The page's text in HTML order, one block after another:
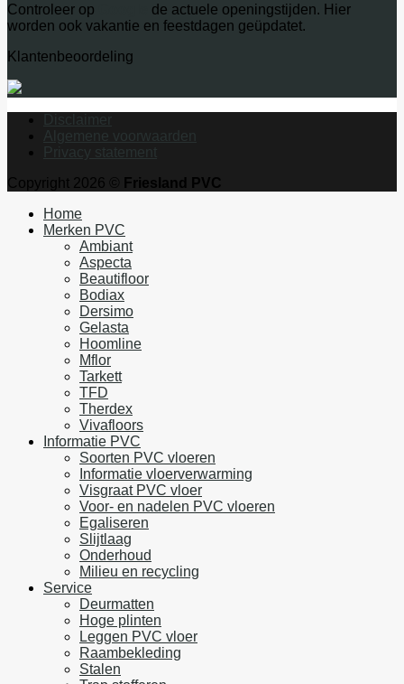
Controleer op
de actuele openingstijden. Hier
worden ook vakantie en feestdagen geüpdatet.
Klantenbeoordeling
Disclaimer
Algemene voorwaarden
Privacy statement
Copyright 2026 ©
Friesland PVC
Home
Merken PVC
Ambiant
Aspecta
Beautifloor
Bodiax
Dersimo
Gelasta
Hoomline
Mflor
Tarkett
TFD
Therdex
Vivafloors
Informatie PVC
Soorten PVC vloeren
Informatie vloerverwarming
Visgraat PVC vloer
Voor- en nadelen PVC vloeren
Egaliseren
Slijtlaag
Onderhoud
Milieu en recycling
Service
Deurmatten
Hoge plinten
Leggen PVC vloer
Raambekleding
Stalen